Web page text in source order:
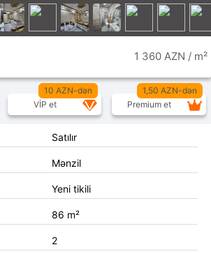
1 360 AZN / m²
10 AZN-dən
VİP et
1,50 AZN-dən
Premium et
Satılır
Mənzil
Yeni tikili
86 m²
2